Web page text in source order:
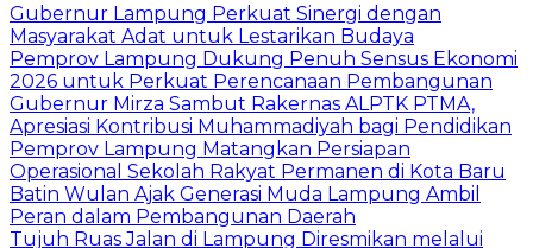
Gubernur Lampung Perkuat Sinergi dengan
Masyarakat Adat untuk Lestarikan Budaya
Pemprov Lampung Dukung Penuh Sensus Ekonomi
2026 untuk Perkuat Perencanaan Pembangunan
Gubernur Mirza Sambut Rakernas ALPTK PTMA,
Apresiasi Kontribusi Muhammadiyah bagi Pendidikan
Pemprov Lampung Matangkan Persiapan
Operasional Sekolah Rakyat Permanen di Kota Baru
Batin Wulan Ajak Generasi Muda Lampung Ambil
Peran dalam Pembangunan Daerah
Tujuh Ruas Jalan di Lampung Diresmikan melalui